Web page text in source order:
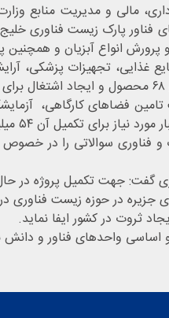
مالی و مدیریت منابع
فناور پارک زیست فناوری
پرورش انواع آبزیان و
و ستادی پارک با زیربنای 4300 متر مربع
و فناوری سوالاتی را در
گفت: جهت تکمیل پروژه در
در حوزه زیست فناوری
ثروت در کشور ایفا نماید.
واحدهای فناور و دانش